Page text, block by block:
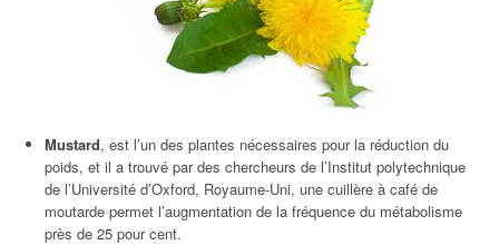
Mustard, est l’un des plantes nécessaires pour la réduction du
poids, et il a trouvé par des chercheurs de l’Institut polytechnique
de l’Université d’Oxford, Royaume-Uni, une cuillère à café de
moutarde permet l’augmentation de la fréquence du métabolisme
près de 25 pour cent.